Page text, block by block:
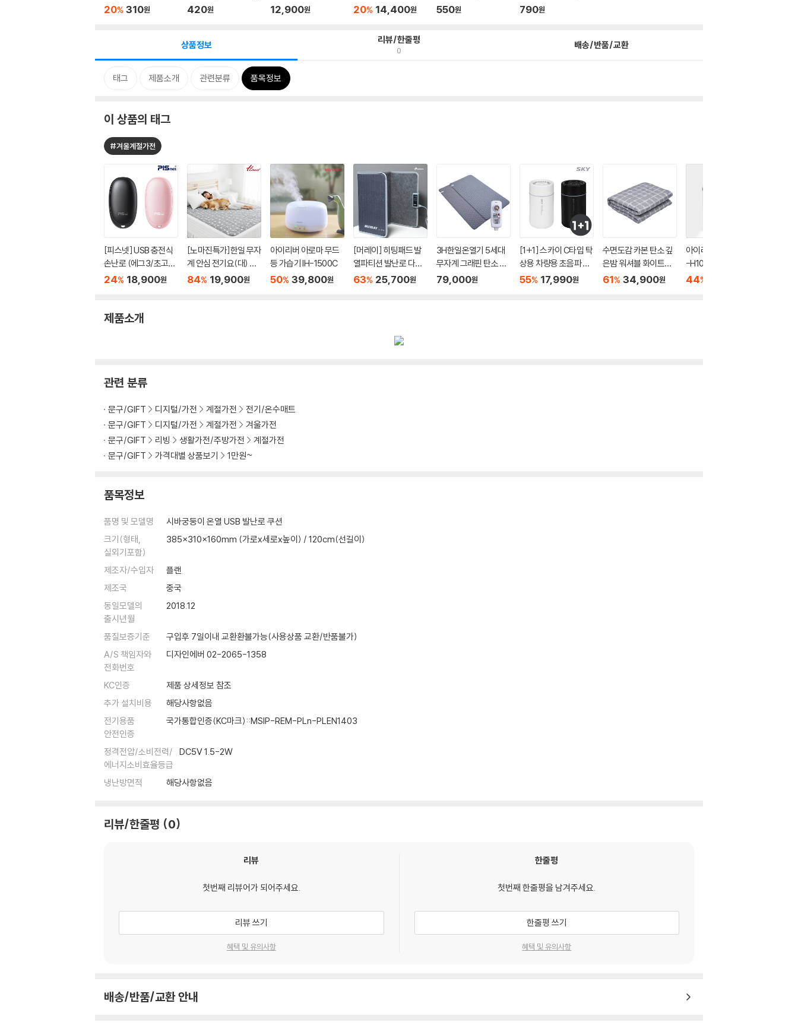
94 대...
20% 310원 420원
이 ...
12,900원 20% 14,400원
핫...
550원
로...
790원
상품정보 리뷰/한줄평
0 배송/반품/교환
태그 제품소개 관련분류 품목정보
이 상품의 태그
#겨울계절가전
[피스넷] USB 충전식
손난로 (에그3/초고속
발열/3단온도조절/보
24% 18,900원
[노마진특가]한일 무자
계 안심 전기요(대) 자
동off기능
84% 19,900원
아이리버 아로마 무드
등 가습기 IH-1500C
50% 39,800원
[머레이] 히팅패드 발
열파티션 발난로 다리
난로 (LY-PH4)
63% 25,700원
3H한일온열기 5세대
무자계 그래핀 탄소 세
미마이크로 부드러운
79,000원
[1+1] 스카이 C타입 탁
상용 차량용 초음파 미
니 가습기 MH10
55% 17,990원
수면도감 카본 탄소 깊
은밤 워셔블 화이트체
크 전기요 싱글/더블
61% 34,900원
아이리버 불멍난로 ISP
-H10 캠핑 미니온풍기
44%
제품소개
관련 분류
문구/GIFT 디지털/가전 계절가전
전기/온수매트
문구/GIFT
디지털/가전 계절가전
겨울가전
문구/GIFT
리빙 생활가전/주방가전
계절가전
문구/GIFT
가격대별 상품보기 1만원~
품목정보
품명 및 모델명
시바궁둥이 온열 USB 발난로 쿠션
크기(형태,
실외기포함)
385x310x160mm (가로x세로x높이) / 120cm(선길이)
제조자/수입자
플랜
제조국
중국
동일모델의
출시년월
2018.12
품질보증기준
구입후 7일이내 교환환불가능(사용상품 교환/반품불가)
A/S 책임자와
전화번호
디자인에버 02-2065-1358
KC인증
제품 상세정보 참조
추가 설치비용
해당사항없음
전기용품
안전인증
국가통합인증(KC마크)::MSIP-REM-PLn-PLEN1403
정격전압/소비전력/
에너지소비효율등급
DC5V 1.5-2W
냉난방면적 해당사항없음
리뷰/한줄평 0
리뷰
첫번째 리뷰어가 되어주세요.
리뷰 쓰기
혜택 및 유의사항
한줄평
첫번째 한줄평을 남겨주세요.
한줄평 쓰기
혜택 및 유의사항
배송/반품/교환 안내